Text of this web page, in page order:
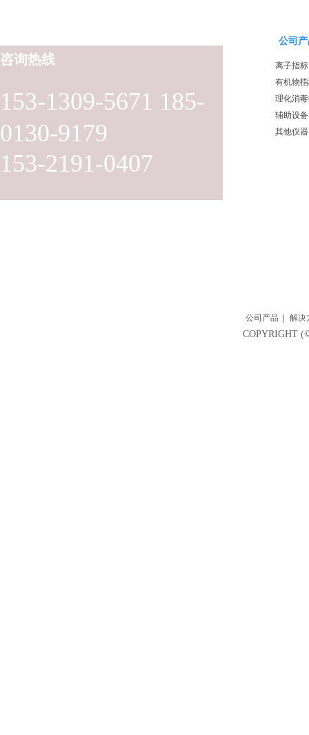
153-1309-5671 185-
0130-9179
153-2191-0407
咨询热线
公司
离子指标
有机物
理化消
辅助设备
其他仪器
公司产品 解决
COPYRIGHT